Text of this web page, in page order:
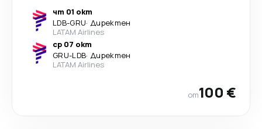
чт 01 окт
LDB-GRU· Директен
LATAM Airlines
ср 07 окт
GRU-LDB· Директен
LATAM Airlines
от100 €